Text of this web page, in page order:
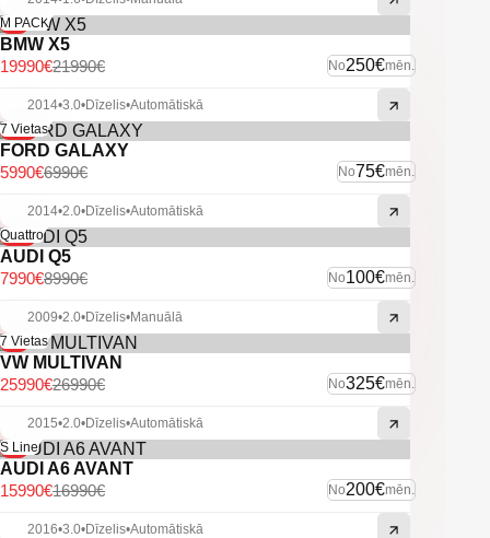
U.C ekstras.
-9%
M PACK
BMW X5
No250€mēn.
21990€
19990€
2014•3.0•Dīzelis•Automātiskā
-14%
7 Vietas
FORD GALAXY
No75€mēn.
6990€
5990€
2014•2.0•Dīzelis•Automātiskā
-11%
Quattro
AUDI Q5
No100€mēn.
8990€
7990€
2009•2.0•Dīzelis•Manuālā
-4%
7 Vietas
VW MULTIVAN
No325€mēn.
26990€
25990€
2015•2.0•Dīzelis•Automātiskā
-6%
S Line
AUDI A6 AVANT
No200€mēn.
16990€
15990€
2016•3.0•Dīzelis•Automātiskā